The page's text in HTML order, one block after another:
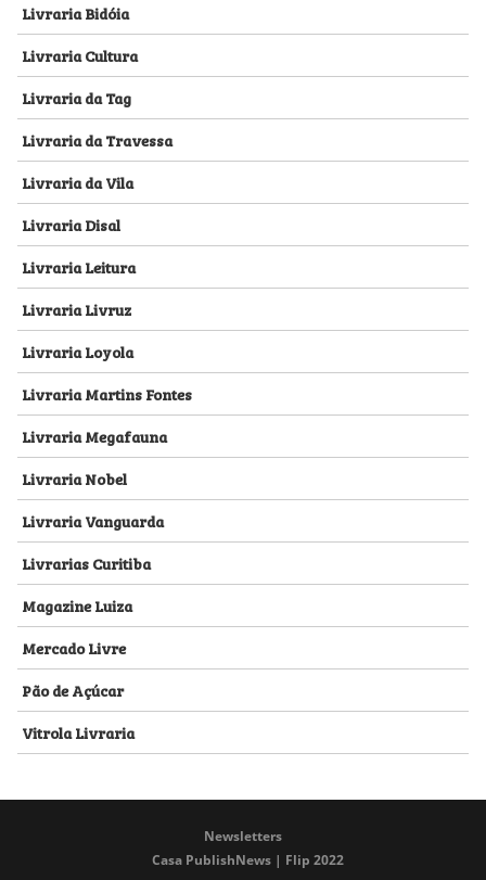
Livraria Bidóia
Livraria Cultura
Livraria da Tag
Livraria da Travessa
Livraria da Vila
Livraria Disal
Livraria Leitura
Livraria Livruz
Livraria Loyola
Livraria Martins Fontes
Livraria Megafauna
Livraria Nobel
Livraria Vanguarda
Livrarias Curitiba
Magazine Luiza
Mercado Livre
Pão de Açúcar
Vitrola Livraria
Newsletters
Casa PublishNews | Flip 2022